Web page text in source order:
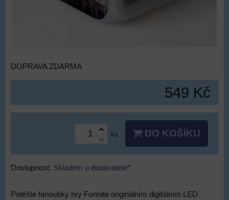
DOPRAVA ZDARMA
549 Kč
ks DO KOŠÍKU
Dostupnost: Skladem u dodavatele*
Potěšte fanoušky hry Fortnite originálním digitálním LED